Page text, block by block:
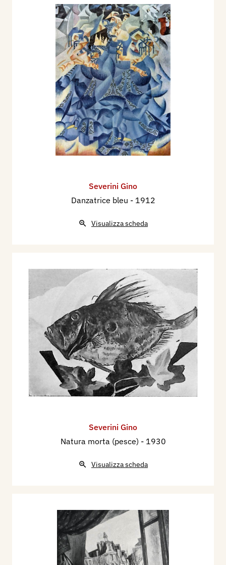
Severini Gino
Danzatrice bleu - 1912
Visualizza scheda
Severini Gino
Natura morta (pesce) - 1930
Visualizza scheda